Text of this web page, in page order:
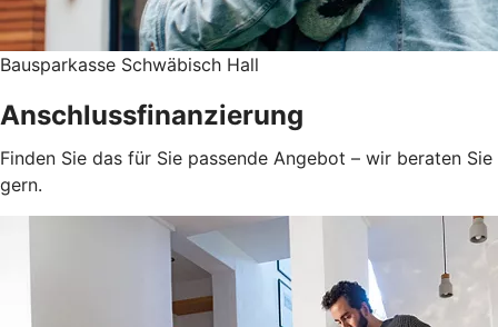
Bausparkasse Schwäbisch Hall
Anschlussfinanzierung
Finden Sie das für Sie passende Angebot – wir beraten Sie
gern.